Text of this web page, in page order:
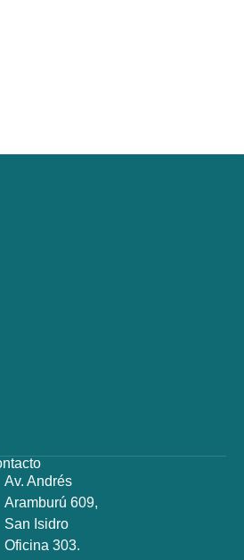
Av. Andrés
Aramburú 609,
San Isidro
Oficina 303.